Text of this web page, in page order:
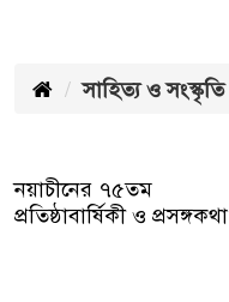
সাহিত্য ও সংস্কৃতি
নয়াচীনের ৭৫তম
প্রতিষ্ঠাবার্ষিকী ও প্রসঙ্গকথা